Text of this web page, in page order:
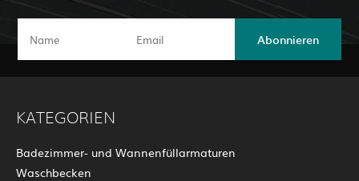
Abonnieren
KATEGORIEN
Badezimmer- und Wannenfüllarmaturen
Waschbecken